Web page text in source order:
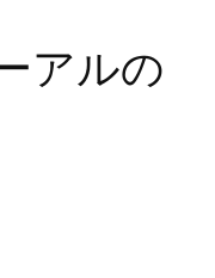
アルの